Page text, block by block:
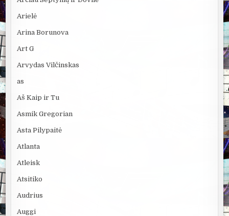
Arielė
Arina Borunova
Art G
Arvydas Vilčinskas
as
Aš Kaip ir Tu
Asmik Gregorian
Asta Pilypaitė
Atlanta
Atleisk
Atsitiko
Audrius
Auggi